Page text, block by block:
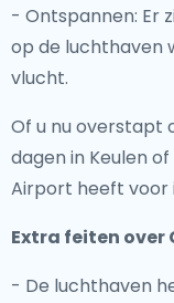
- Ontspannen: Er
op de luchthaven
vlucht.
Of u nu overstapt
dagen in Keulen
Airport heeft voor
Extra feiten over
- De luchthaven